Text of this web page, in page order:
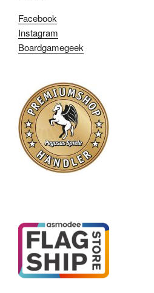
Facebook
Instagram
Boardgamegeek